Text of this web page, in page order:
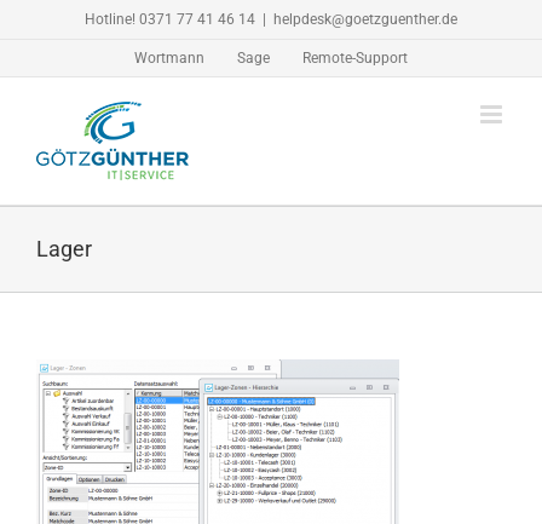
Hotline! 0371 77 41 46 14 helpdesk@goetzguenther.de
Wortmann Sage Remote-Support
Lager